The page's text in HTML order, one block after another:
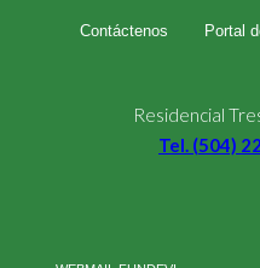
Contáctenos Portal
Residencial
Tel. (504)